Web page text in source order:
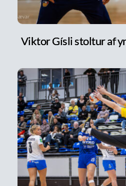
Viktor Gísli stoltur af